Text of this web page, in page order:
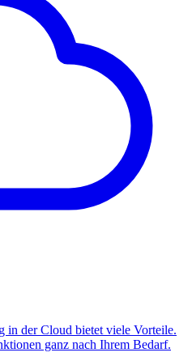
in der Cloud bietet viele Vorteile.
ganz nach Ihrem Bedarf.